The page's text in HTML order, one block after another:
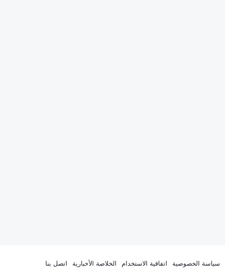
سياسة الخصوصية اتفاقية الاستخدام الخلاصة الأخبارية اتصل بنا